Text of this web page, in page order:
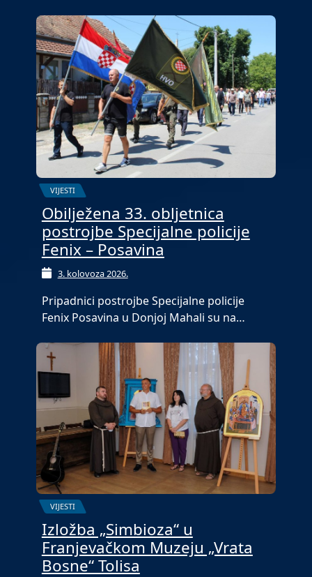
VIJESTI
Obilježena 33. obljetnica
postrojbe Specijalne policije
Fenix – Posavina
3. kolovoza 2026.
Pripadnici postrojbe Specijalne policije
Fenix Posavina u Donjoj Mahali su na…
VIJESTI
Izložba „Simbioza“ u
Franjevačkom Muzeju „Vrata
Bosne“ Tolisa